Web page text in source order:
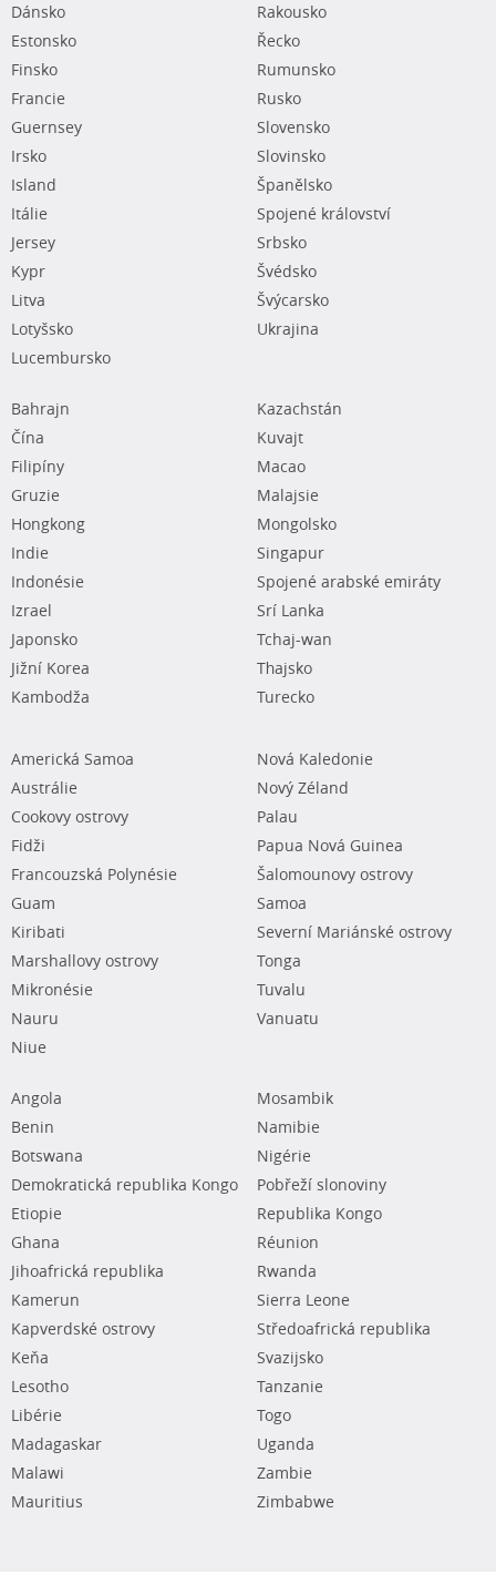
Dánsko
Estonsko
Finsko
Francie
Guernsey
Irsko
Island
Itálie
Jersey
Kypr
Litva
Lotyšsko
Lucembursko
Rakousko
Řecko
Rumunsko
Rusko
Slovensko
Slovinsko
Španělsko
Spojené království
Srbsko
Švédsko
Švýcarsko
Ukrajina
Bahrajn
Čína
Filipíny
Gruzie
Hongkong
Indie
Indonésie
Izrael
Japonsko
Jižní Korea
Kambodža
Kazachstán
Kuvajt
Macao
Malajsie
Mongolsko
Singapur
Spojené arabské emiráty
Srí Lanka
Tchaj-wan
Thajsko
Turecko
Americká Samoa
Austrálie
Cookovy ostrovy
Fidži
Francouzská Polynésie
Guam
Kiribati
Marshallovy ostrovy
Mikronésie
Nauru
Niue
Nová Kaledonie
Nový Zéland
Palau
Papua Nová Guinea
Šalomounovy ostrovy
Samoa
Severní Mariánské ostrovy
Tonga
Tuvalu
Vanuatu
Angola
Benin
Botswana
Demokratická republika Kongo
Etiopie
Ghana
Jihoafrická republika
Kamerun
Kapverdské ostrovy
Keňa
Lesotho
Libérie
Madagaskar
Malawi
Mauritius
Mosambik
Namibie
Nigérie
Pobřeží slonoviny
Republika Kongo
Réunion
Rwanda
Sierra Leone
Středoafrická republika
Svazijsko
Tanzanie
Togo
Uganda
Zambie
Zimbabwe